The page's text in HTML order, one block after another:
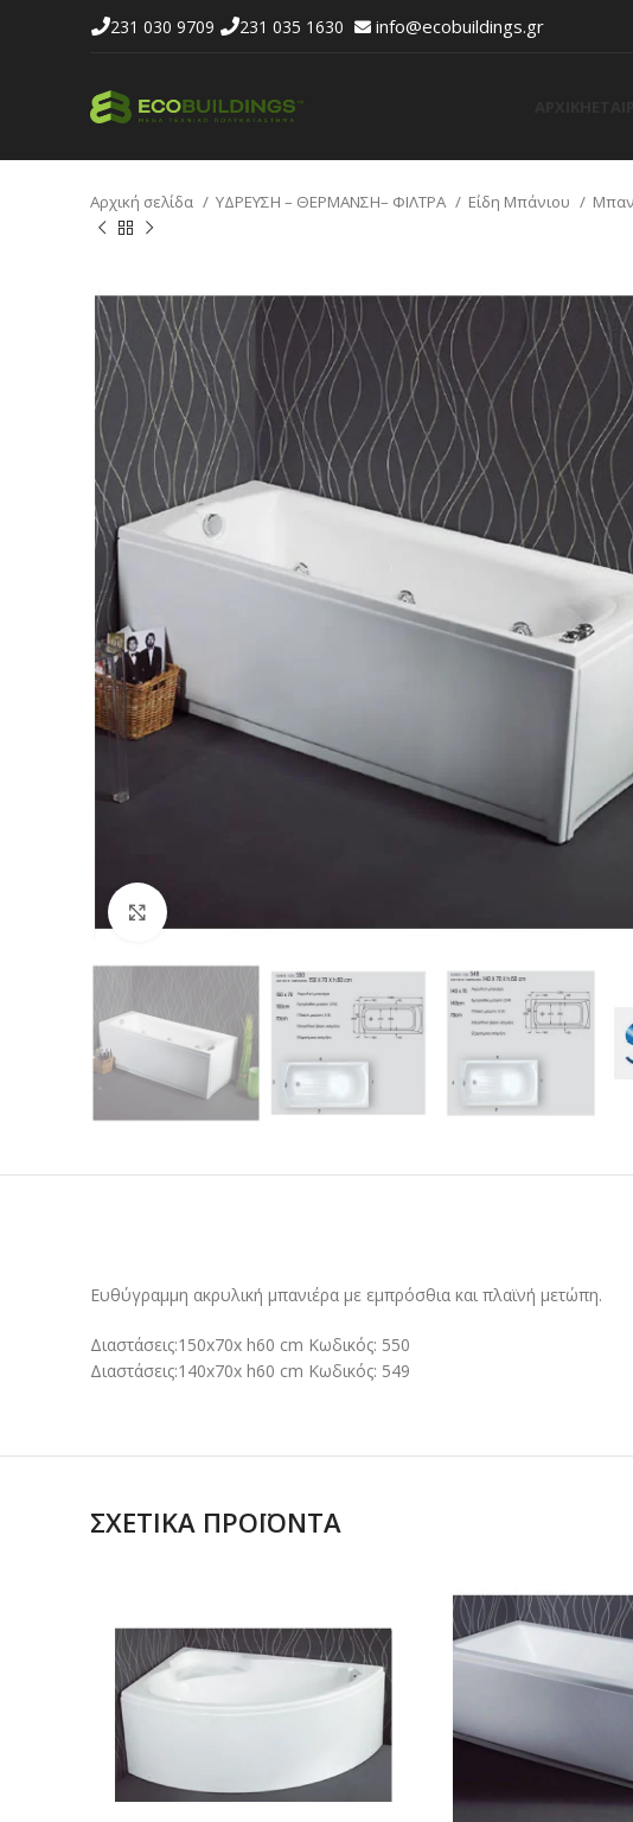
231 030 9709 231 035 1630 info@ecobuildings.gr
Αρχική σελίδα ΥΔΡΕΥΣΗ – ΘΕΡΜΑΝΣΗ– ΦΙΛΤΡΑ Είδη Μπάνιου
Ευθύγραμμη ακρυλική μπανιέρα με εμπρόσθια και πλαϊνή μετώπη.
Διαστάσεις:150x70x h60 cm Κωδικός: 550
Διαστάσεις:140x70x h60 cm Κωδικός: 549
ΣΧΕΤΙΚΆ ΠΡΟΪΌΝΤΑ
ΔΙΑΒΑΣΤΕ
ΠΕΡΙΣΣΟΤΕΡΑ